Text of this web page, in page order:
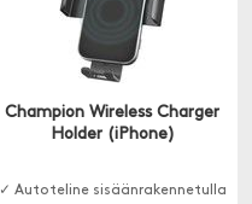
Champion Wireless Charger
Holder (iPhone)
✓ Autoteline sisäänrakennetulla